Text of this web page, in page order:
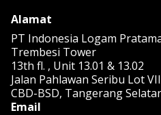
Alamat
PT Indonesia Logam
Trembesi Tower
13th fl. , Unit 13.01 & 13.02
Jalan Pahlawan Seribu Lot
CBD-BSD, Tangerang
Email